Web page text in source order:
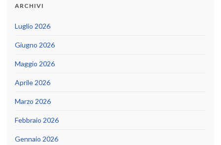
ARCHIVI
Luglio 2026
Giugno 2026
Maggio 2026
Aprile 2026
Marzo 2026
Febbraio 2026
Gennaio 2026